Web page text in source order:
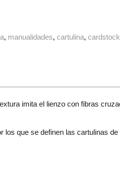
manualidades cartulina cardstock
imita el lienzo con fibras
que se definen las cartulinas